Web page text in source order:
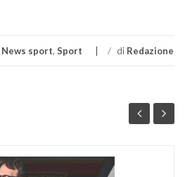
News sport, Sport / di Redazione